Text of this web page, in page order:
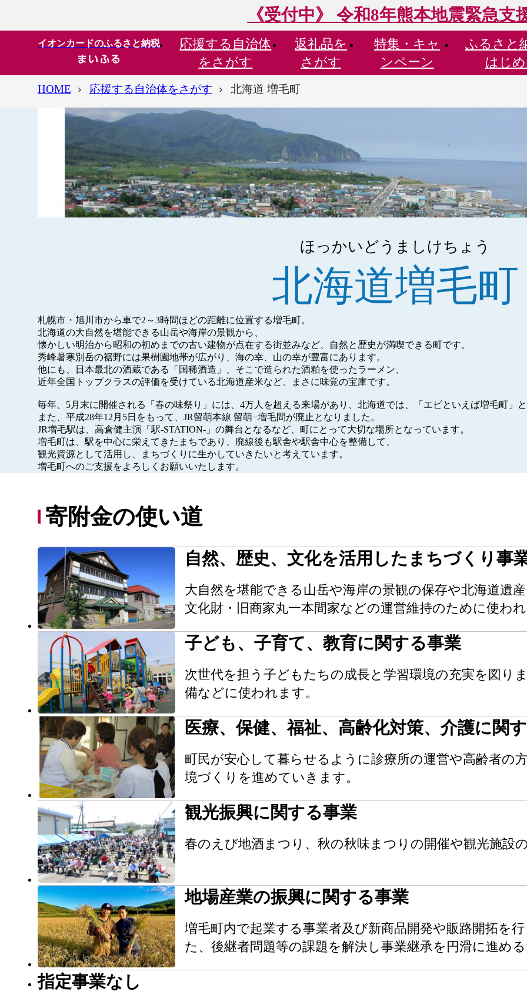
《受付中》 令和8年熊本地震緊急支
イオンカードのふるさと納税 応援する 自治体
をさがす
返礼品を
さがす
特集・ キャ
ンペーン
ふるさと
はじ
HOME 応援する自治体をさがす 北海道 増毛町
ほっかいどうましけちょう
北海道増毛町
札幌市・旭川市から車で2～3時間ほどの距離に位置する増毛町。
北海道の大自然を堪能できる山岳や海岸の景観から、
懐かしい明治から昭和の初めまでの古い建物が点在する街並みなど、自然と歴史が満喫できる町です。
秀峰暑寒別岳の裾野には果樹園地帯が広がり、海の幸、山の幸が豊富にあります。
他にも、日本最北の酒蔵である「国稀酒造」、そこで造られた酒粕を使ったラーメン、
近年全国トップクラスの評価を受けている北海道産米など、まさに味覚の宝庫です。
毎年、5月末に開催される「春の味祭り」には、4万人を超える来場があり、北海道では、「エビといえば増毛町」
また、平成28年12月5日をもって、JR留萌本線 留萌−増毛間が廃止となりました。
JR増毛駅は、高倉健主演「駅-STATION-」の舞台となるなど、町にとって大切な場所となっています。
増毛町は、駅を中心に栄えてきたまちであり、廃線後も駅舎や駅舎中心を整備して、
観光資源として活用し、まちづくりに生かしていきたいと考えています。
増毛町へのご支援をよろしくお願いいたします。
寄附金の使い道
自然、歴史、文化を活用したまちづくり事
大自然を堪能できる山岳や海岸の景観の保存や北海道遺
文化財・旧商家丸一本間家などの運営維持のために使わ
子ども、子育て、教育に関する事業
次世代を担う子どもたちの成長と学習環境の充実を図り
備などに使われます。
医療、保健、福祉、高齢化対策、介護に関
町民が安心して暮らせるように診療所の運営や高齢者の
境づくりを進めていきます。
観光振興に関する事業
春のえび地酒まつり、秋の秋味まつりの開催や観光施設
地場産業の振興に関する事業
増毛町内で起業する事業者及び新商品開発や販路開拓を
た、後継者問題等の課題を解決し事業継承を円滑に進め
指定事業なし